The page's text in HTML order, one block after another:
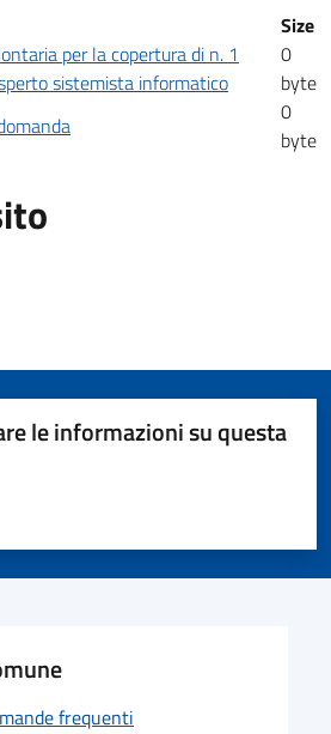
Size
per la copertura di n. 1
sistemista informatico
0
byte
0
byte
le informazioni su questa
5 stelle su 5
su 5
su 5
frequenti